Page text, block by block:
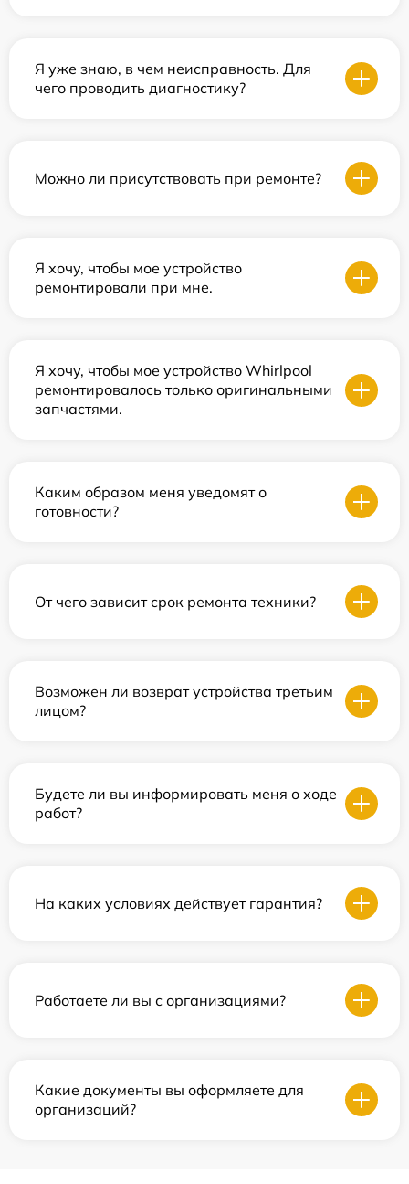
Я уже знаю, в чем неисправность. Для
чего проводить диагностику?
Можно ли присутствовать при ремонте?
Я хочу, чтобы мое устройство
ремонтировали при мне.
Я хочу, чтобы мое устройство Whirlpool
ремонтировалось только оригинальными
запчастями.
Каким образом меня уведомят о
готовности?
От чего зависит срок ремонта техники?
Возможен ли возврат устройства третьим
лицом?
Будете ли вы информировать меня о ходе
работ?
На каких условиях действует гарантия?
Работаете ли вы с организациями?
Какие документы вы оформляете для
организаций?